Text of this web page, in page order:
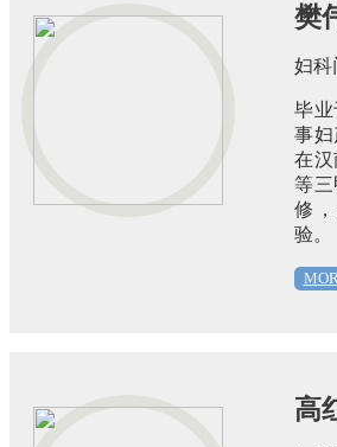
樊
妇科
毕
事妇
在
等
修
验。
高